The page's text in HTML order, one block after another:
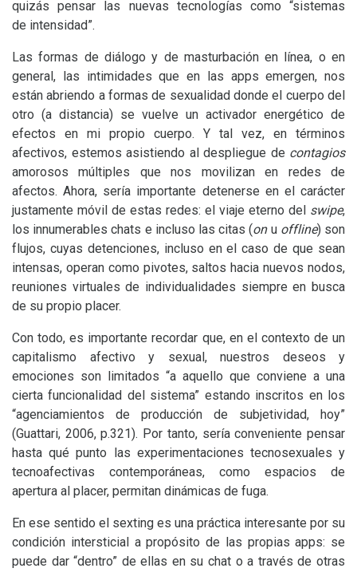
quizás pensar las nuevas tecnologías como “sistemas
de intensidad”.
Las formas de diálogo y de masturbación en línea, o en
general, las intimidades que en las apps emergen, nos
están abriendo a formas de sexualidad donde el cuerpo del
otro (a distancia) se vuelve un activador energético de
efectos en mi propio cuerpo. Y tal vez, en términos
afectivos, estemos asistiendo al despliegue de contagios
amorosos múltiples que nos movilizan en redes de
afectos. Ahora, sería importante detenerse en el carácter
justamente móvil de estas redes: el viaje eterno del swipe,
los innumerables chats e incluso las citas (onu offline) son
flujos, cuyas detenciones, incluso en el caso de que sean
intensas, operan como pivotes, saltos hacia nuevos nodos,
reuniones virtuales de individualidades siempre en busca
de su propio placer.
Con todo, es importante recordar que, en el contexto de un
capitalismo afectivo y sexual, nuestros deseos y
emociones son limitados “a aquello que conviene a una
cierta funcionalidad del sistema” estando inscritos en los
“agenciamientos de producción de subjetividad, hoy”
(Guattari, 2006, p.321). Por tanto, sería conveniente pensar
hasta qué punto las experimentaciones tecnosexuales y
tecnoafectivas contemporáneas, como espacios de
apertura al placer, permitan dinámicas de fuga.
En ese sentido el sexting es una práctica interesante por su
condición intersticial a propósito de las propias apps: se
puede dar “dentro” de ellas en su chat o a través de otras